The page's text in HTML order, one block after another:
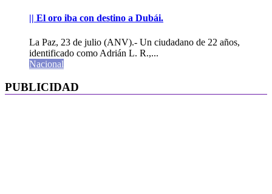
|| El oro iba con destino a Dubái.
La Paz, 23 de julio (ANV).- Un ciudadano de 22 años,
identificado como Adrián L. R.,...
Nacional
PUBLICIDAD